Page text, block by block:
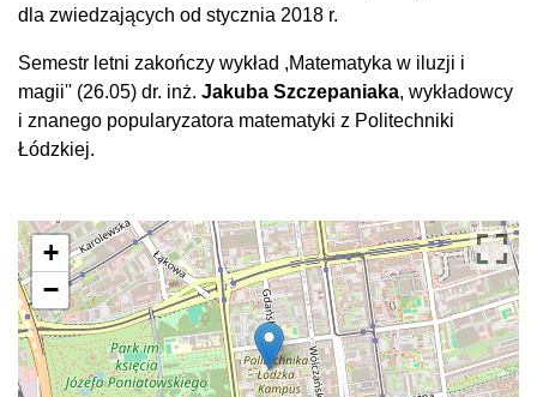
dla zwiedzających od stycznia 2018 r.
Semestr letni zakończy wykład ,Matematyka w iluzji i
magii'' (26.05) dr. inż. Jakuba Szczepaniaka, wykładowcy
i znanego popularyzatora matematyki z Politechniki
Łódzkiej.
+
−